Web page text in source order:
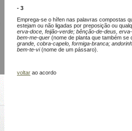
- 3
Emprega-se o hífen nas palavras compostas
estejam ou não ligadas por preposição ou
erva-doce, feijão-verde; bênção-de-deus,
bem-me-quer (nome de planta que também se
grande, cobra-capelo, formiga-branca;
bem-te-vi(nome de um pássaro).
voltar ao acordo